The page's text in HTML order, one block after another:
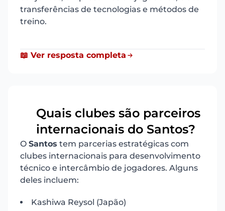
transferências de tecnologias e métodos de
treino.
📖 Ver resposta completa
Quais clubes são parceiros
internacionais do Santos?
O Santos tem parcerias estratégicas com
clubes internacionais para desenvolvimento
técnico e intercâmbio de jogadores. Alguns
deles incluem:
Kashiwa Reysol (Japão)